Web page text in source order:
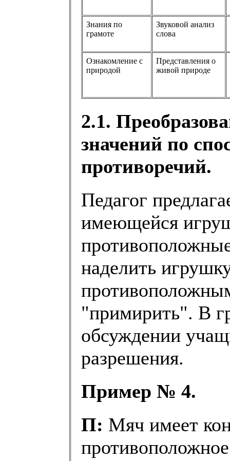
Знания по
грамоте
Звуковой анализ
слова
Ознакомление с
природой
Представления о
живой природе
2.1.
значений по
противоречий.
Педагог
имеющейся
наделить
"примирить". В
обсуждении
разрешения.
Пример № 4.
П: Мяч имеет